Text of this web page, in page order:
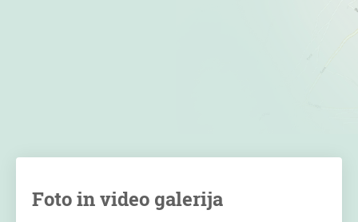
Foto in video galerija